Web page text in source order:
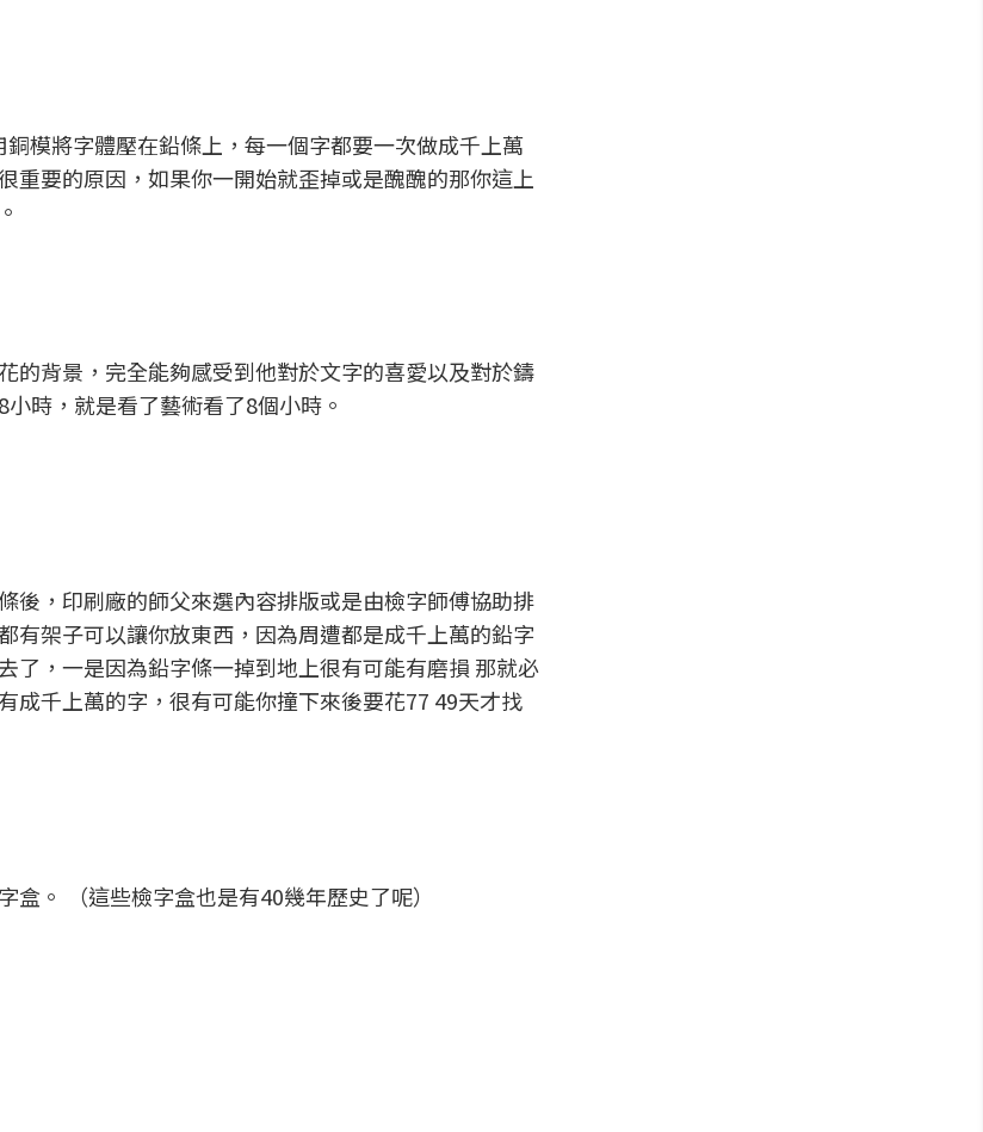
模將字體壓在鉛條上，每一個字都要一次做成千上萬
重要的原因，如果你一開始就歪掉或是醜醜的那你這上
的背景，完全能夠感受到他對於文字的喜愛以及對於鑄
時，就是看了藝術看了8個小時。
後，印刷廠的師父來選內容排版或是由檢字師傅協助排
有架子可以讓你放東西，因為周遭都是成千上萬的鉛字
了，一是因為鉛字條一掉到地上很有可能有磨損 那就必
成千上萬的字，很有可能你撞下來後要花77 49天才找
。 （這些檢字盒也是有40幾年歷史了呢）